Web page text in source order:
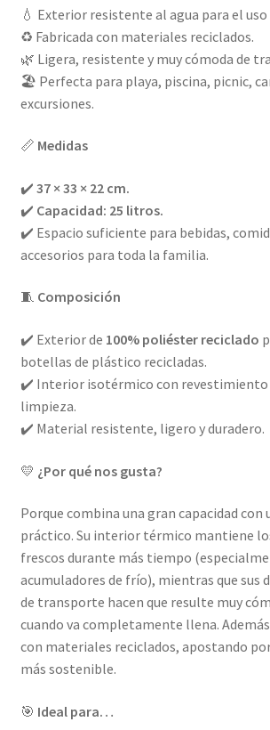
💧 Exterior resistente al agua para el uso
♻️ Fabricada con materiales reciclados.
🌿 Ligera, resistente y muy cómoda de
🏖️ Perfecta para playa, piscina, picnic,
excursiones.
📏 Medidas
✔️ 37 × 33 × 22 cm.
✔️ Capacidad: 25 litros.
✔️ Espacio suficiente para bebidas,
accesorios para toda la familia.
🧵 Composición
✔️ Exterior de 100% poliéster reciclado
botellas de plástico recicladas.
✔️ Interior isotérmico con revestimiento
limpieza.
✔️ Material resistente, ligero y duradero.
💛 ¿Por qué nos gusta?
Porque combina una gran capacidad con
práctico. Su interior térmico mantiene
frescos durante más tiempo
acumuladores de frío), mientras que sus
de transporte hacen que resulte muy
cuando va completamente llena.
con materiales reciclados, apostando
más sostenible.
🎯 Ideal para…